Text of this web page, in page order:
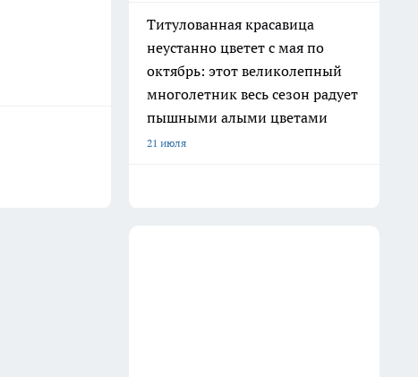
Титулованная красавица
неустанно цветет с мая по
октябрь: этот великолепный
многолетник весь сезон радует
пышными алыми цветами
21 июля